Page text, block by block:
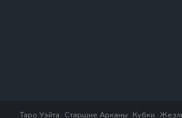
Таро Уэйта Старшие Арканы Кубки